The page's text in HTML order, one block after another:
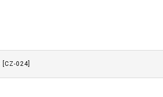
CZ-024